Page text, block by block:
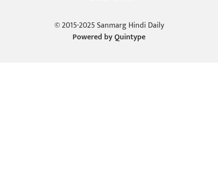
© 2015-2025 Sanmarg Hindi Daily
Powered byQuintype